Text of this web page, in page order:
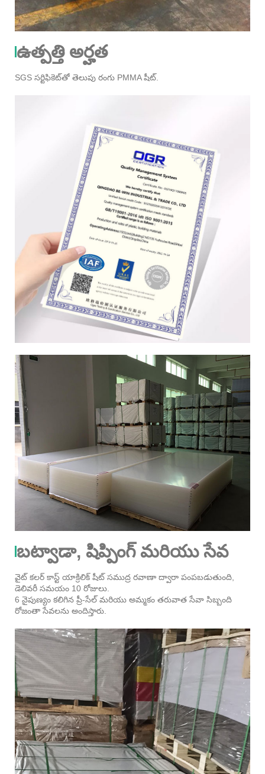
ఉత్పత్తి అర్హత
SGS సర్టిఫికెట్‌తో తెలుపు రంగు PMMA షీట్.
బట్వాడా, షిప్పింగ్ మరియు సేవ
వైట్ కలర్ కాస్ట్ యాక్రిలిక్ షీట్ సముద్ర రవాణా ద్వారా పంపబడుతుంది,
డెలివరీ సమయం 10 రోజులు.
6 నైపుణ్యం కలిగిన ప్రీ-సేల్ మరియు అమ్మకం తరువాత సేవా సిబ్బంది
రోజంతా సేవలను అందిస్తారు.